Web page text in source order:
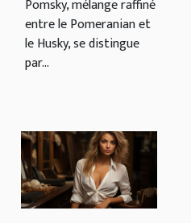
Pomsky, mélange raffiné
entre le Pomeranian et
le Husky, se distingue
par...